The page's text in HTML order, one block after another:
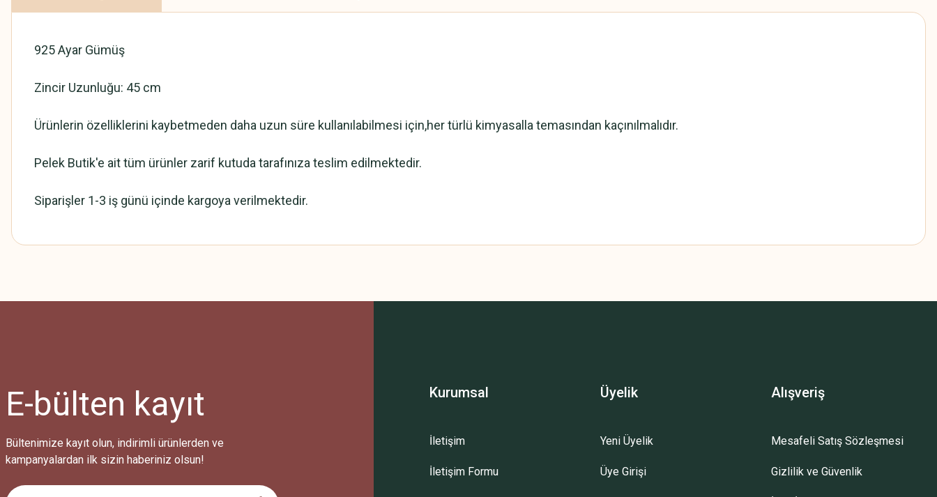
925 Ayar Gümüş
Zincir Uzunluğu: 45 cm
Ürünlerin özelliklerini kaybetmeden daha uzun süre kullanılabilmesi için,her türlü kimyasalla temasından kaçınılmalıdır.
Pelek Butik'e ait tüm ürünler zarif kutuda tarafınıza teslim edilmektedir.
Siparişler 1-3 iş günü içinde kargoya verilmektedir.
Bu ürüne ilk yorumu siz yapın!
Bu ürüne benzer farklı alternatifler olmalı.
E-bülten kayıt
Bültenimize kayıt olun, indirimli ürünlerden ve
kampanyalardan ilk sizin haberiniz olsun!
Kurumsal
İletişim
İletişim Formu
Üyelik
Yeni Üyelik
Üye Girişi
Alışveriş
Mesafeli Satış Sözleşmesi
Gizlilik ve Güvenlik